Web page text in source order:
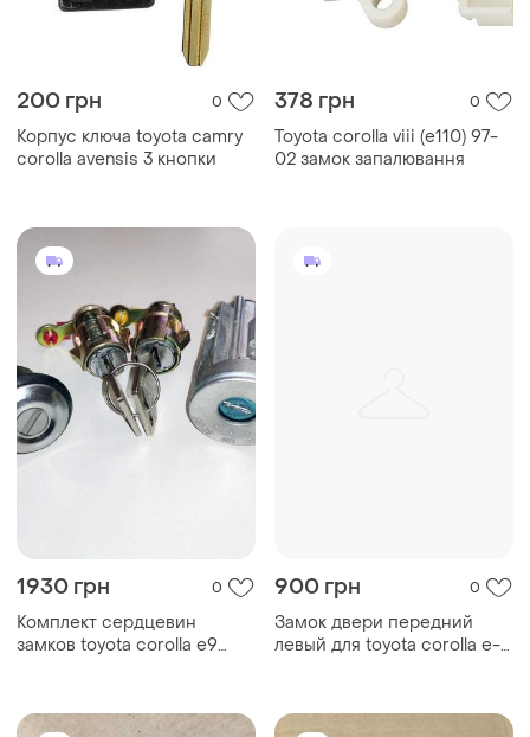
200 грн 0
Корпус ключа toyota camry
corolla avensis 3 кнопки
378 грн 0
Toyota corolla viii (e110) 97-
02 замок запалювання
1930 грн 0
Комплект сердцевин
замков toyota corolla e9
900 грн 0
Замок двери передний
левый для toyota corolla e-